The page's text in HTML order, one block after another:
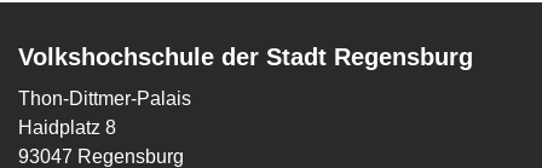
Volkshochschule der Stadt Regensburg
Thon-Dittmer-Palais
Haidplatz 8
93047 Regensburg